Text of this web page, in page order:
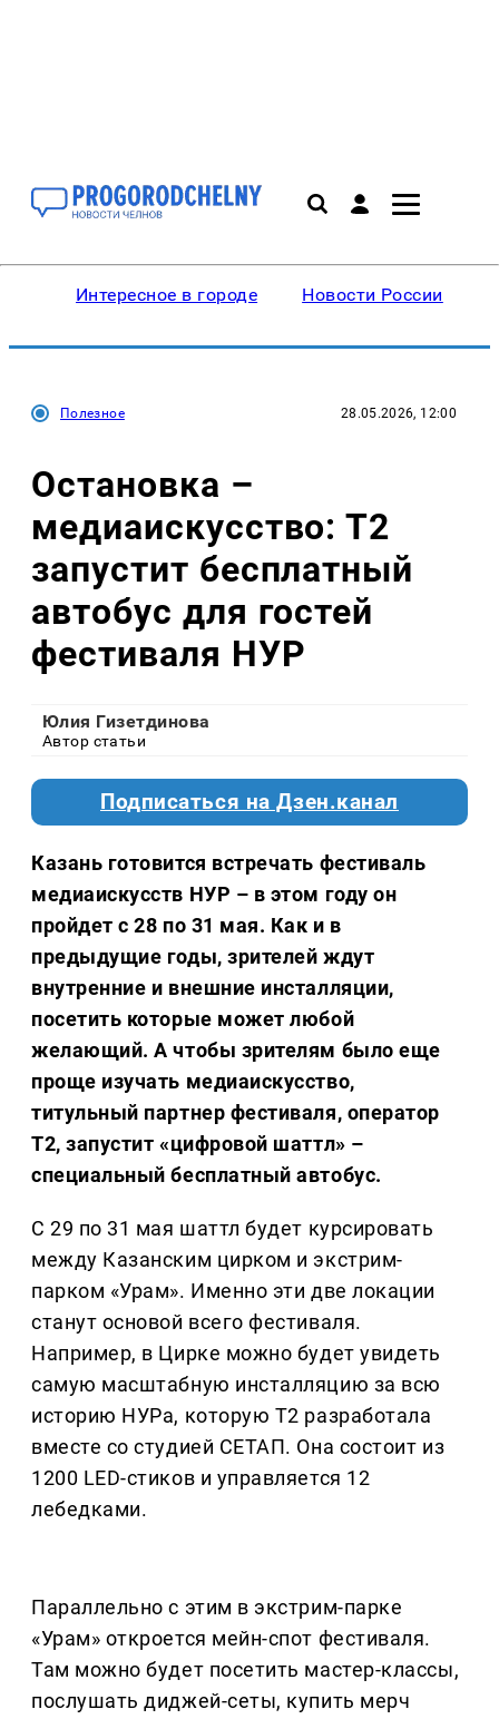
Интересное в городе Новости России
Полезное 28.05.2026, 12:00
Остановка –
медиаискусство: Т2
запустит бесплатный
автобус для гостей
фестиваля НУР
Юлия Гизетдинова
Автор статьи
Подписаться на Дзен.канал
Казань готовится встречать фестиваль
медиаискусств НУР – в этом году он
пройдет с 28 по 31 мая. Как и в
предыдущие годы, зрителей ждут
внутренние и внешние инсталляции,
посетить которые может любой
желающий. А чтобы зрителям было еще
проще изучать медиаискусство,
титульный партнер фестиваля, оператор
Т2, запустит «цифровой шаттл» –
специальный бесплатный автобус.
С 29 по 31 мая шаттл будет курсировать
между Казанским цирком и экстрим-
парком «Урам». Именно эти две локации
станут основой всего фестиваля.
Например, в Цирке можно будет увидеть
самую масштабную инсталляцию за всю
историю НУРа, которую Т2 разработала
вместе со студией СЕТАП. Она состоит из
1200 LED-стиков и управляется 12
лебедками.
Параллельно с этим в экстрим-парке
«Урам» откроется мейн-спот фестиваля.
Там можно будет посетить мастер-классы,
послушать диджей-сеты, купить мерч